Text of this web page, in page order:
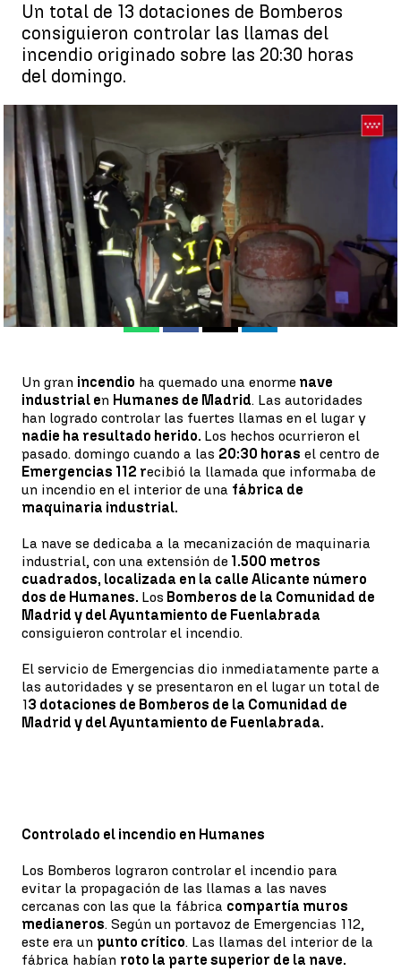
Un total de 13 dotaciones de Bomberos
consiguieron controlar las llamas del
incendio originado sobre las 20:30 horas
del domingo.
Las imágenes del incendio en una gran nave industrial en
Humanes (Madrid) |
Antena 3 Noticias
Antena 3 Noticias
Publicado:
21 de febrero de 2022, 09:43
WhatsappFacebook
X Linkedin
Un gran incendio ha quemado una enorme nave
industrial en Humanes de Madrid. Las autoridades
han logrado controlar las fuertes llamas en el lugar y
nadie ha resultado herido. Los hechos ocurrieron el
pasado. domingo cuando a las 20:30 horas el centro de
Emergencias 112 recibió la llamada que informaba de
un incendio en el interior de una fábrica de
maquinaria industrial.
La nave se dedicaba a la mecanización de maquinaria
industrial, con una extensión de 1.500 metros
cuadrados, localizada en la calle Alicante número
dos de Humanes. Los Bomberos de la Comunidad de
Madrid y del Ayuntamiento de Fuenlabrada
consiguieron controlar el incendio.
El servicio de Emergencias dio inmediatamente parte a
las autoridades y se presentaron en el lugar un total de
13 dotaciones de Bomberos de la Comunidad de
Madrid y del Ayuntamiento de Fuenlabrada.
Controlado el incendio en Humanes
Los Bomberos lograron controlar el incendio para
evitar la propagación de las llamas a las naves
cercanas con las que la fábrica compartía muros
medianeros. Según un portavoz de Emergencias 112,
este era un punto crítico. Las llamas del interior de la
fábrica habían roto la parte superior de la nave.